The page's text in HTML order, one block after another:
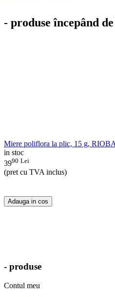
- produse începând
Miere poliflora la plic, 15 g,
in stoc
3990 Lei
(pret cu TVA inclus)
Adauga in cos
- produse
Contul meu